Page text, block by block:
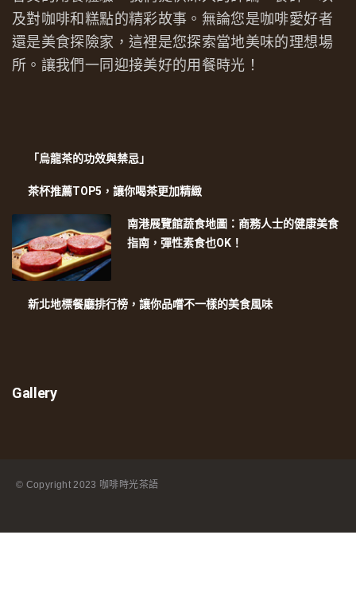
及對咖啡和糕點的精彩故事。無論您是咖啡愛好者
還是美食探險家，這裡是您探索當地美味的理想場
所。讓我們一同迎接美好的用餐時光！
「烏龍茶的功效與禁忌」
茶杯推薦TOP5，讓你喝茶更加精緻
南港展覽館蔬食地圖：商務人士的健康美食
指南，彈性素食也OK！
新北地標餐廳排行榜，讓你品嚐不一樣的美食風味
Gallery
© Copyright 2023 咖啡時光茶語